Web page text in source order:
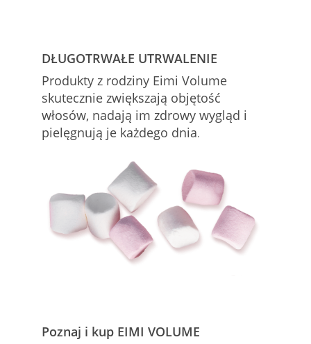
DŁUGOTRWAŁE UTRWALENIE
Produkty z rodziny Eimi Volume
skutecznie zwiększają objętość
włosów, nadają im zdrowy wygląd i
pielęgnują je każdego dnia.
Poznaj i kup EIMI VOLUME